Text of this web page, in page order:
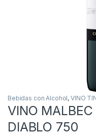
Bebidas con Alcohol,VINO
VINO MALBEC
DIABLO 750